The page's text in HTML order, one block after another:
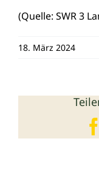
(Quelle: SWR 3
18. März 2024